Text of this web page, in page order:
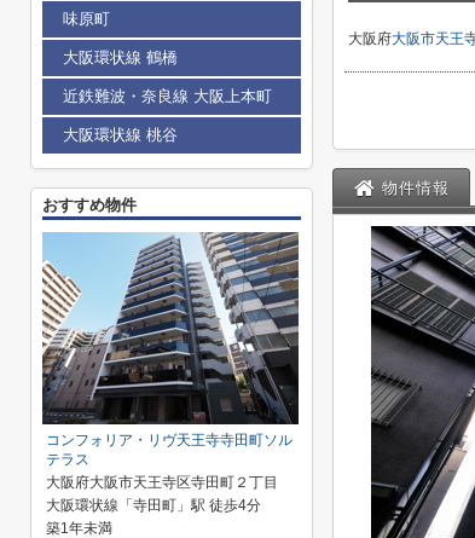
大阪府大阪市天王
物件情報
味原町
大阪環状線 鶴橋
近鉄難波・奈良線 大阪上本町
大阪環状線 桃谷
おすすめ物件
コンフォリア・リヴ天王寺寺田町ソル
テラス
大阪府大阪市天王寺区寺田町２丁目
大阪環状線「寺田町」駅 徒歩4分
築1年未満